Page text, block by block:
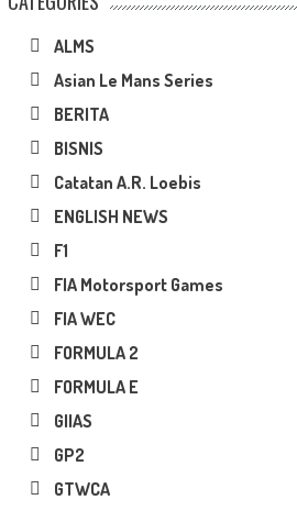
ALMS
Asian Le Mans Series
BERITA
BISNIS
Catatan A.R. Loebis
ENGLISH NEWS
F1
FIA Motorsport Games
FIA WEC
FORMULA 2
FORMULA E
GIIAS
GP2
GTWCA